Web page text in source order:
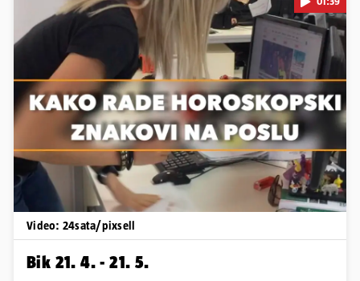
Pokretanje videa...
Video: 24sata/pixsell
Bik 21. 4. - 21. 5.